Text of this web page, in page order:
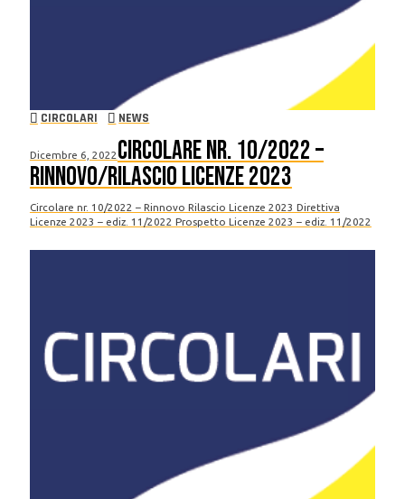
CIRCOLARI NEWS
Dicembre 6, 2022 Circolare nr. 10/2022 –
Rinnovo/Rilascio Licenze 2023
Circolare nr. 10/2022 – Rinnovo Rilascio Licenze 2023 Direttiva
Licenze 2023 – ediz. 11/2022 Prospetto Licenze 2023 – ediz. 11/2022